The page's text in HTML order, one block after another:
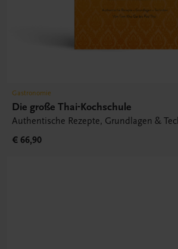
Gastronomie
Die große Thai-Kochschule
Authentische Rezepte, Grundlagen &
€ 66,90